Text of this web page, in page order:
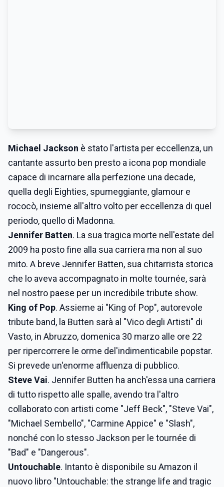
Michael Jackson è stato l'artista per eccellenza, un
cantante assurto ben presto a icona pop mondiale
capace di incarnare alla perfezione una decade,
quella degli Eighties, spumeggiante, glamour e
rococò, insieme all'altro volto per eccellenza di quel
periodo, quello di Madonna.
Jennifer Batten. La sua tragica morte nell'estate del
2009 ha posto fine alla sua carriera ma non al suo
mito. A breve Jennifer Batten, sua chitarrista storica
che lo aveva accompagnato in molte tournée, sarà
nel nostro paese per un incredibile tribute show.
King of Pop. Assieme ai "King of Pop", autorevole
tribute band, la Butten sarà al "Vico degli Artisti" di
Vasto, in Abruzzo, domenica 30 marzo alle ore 22
per ripercorrere le orme del'indimenticabile popstar.
Si prevede un'enorme affluenza di pubblico.
Steve Vai. Jennifer Butten ha anch'essa una carriera
di tutto rispetto alle spalle, avendo tra l'altro
collaborato con artisti come "Jeff Beck", "Steve Vai",
"Michael Sembello", "Carmine Appice" e "Slash",
nonché con lo stesso Jackson per le tournée di
"Bad" e "Dangerous".
Untouchable. Intanto è disponibile su Amazon il
nuovo libro "Untouchable: the strange life and tragic